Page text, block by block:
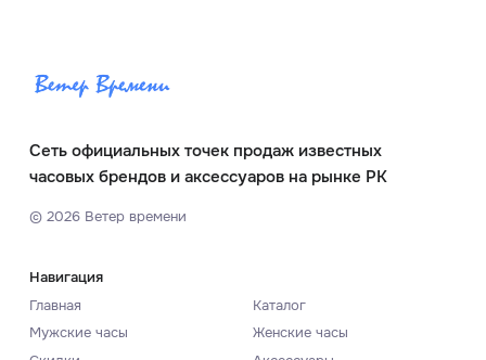
Сеть официальных точек продаж известных
часовых брендов и аксессуаров на рынке РК
© 2026Ветер времени
Навигация
Главная
Каталог
Мужские часы
Женские часы